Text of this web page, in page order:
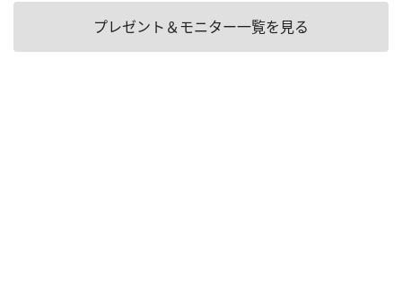
プレゼント＆モニター一覧を見る